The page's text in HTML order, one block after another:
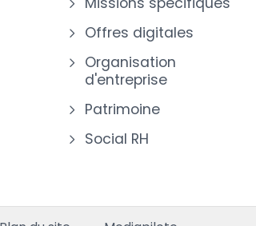
Offres digitales
Organisation
d'entreprise
Patrimoine
Social RH
la conformité avec les